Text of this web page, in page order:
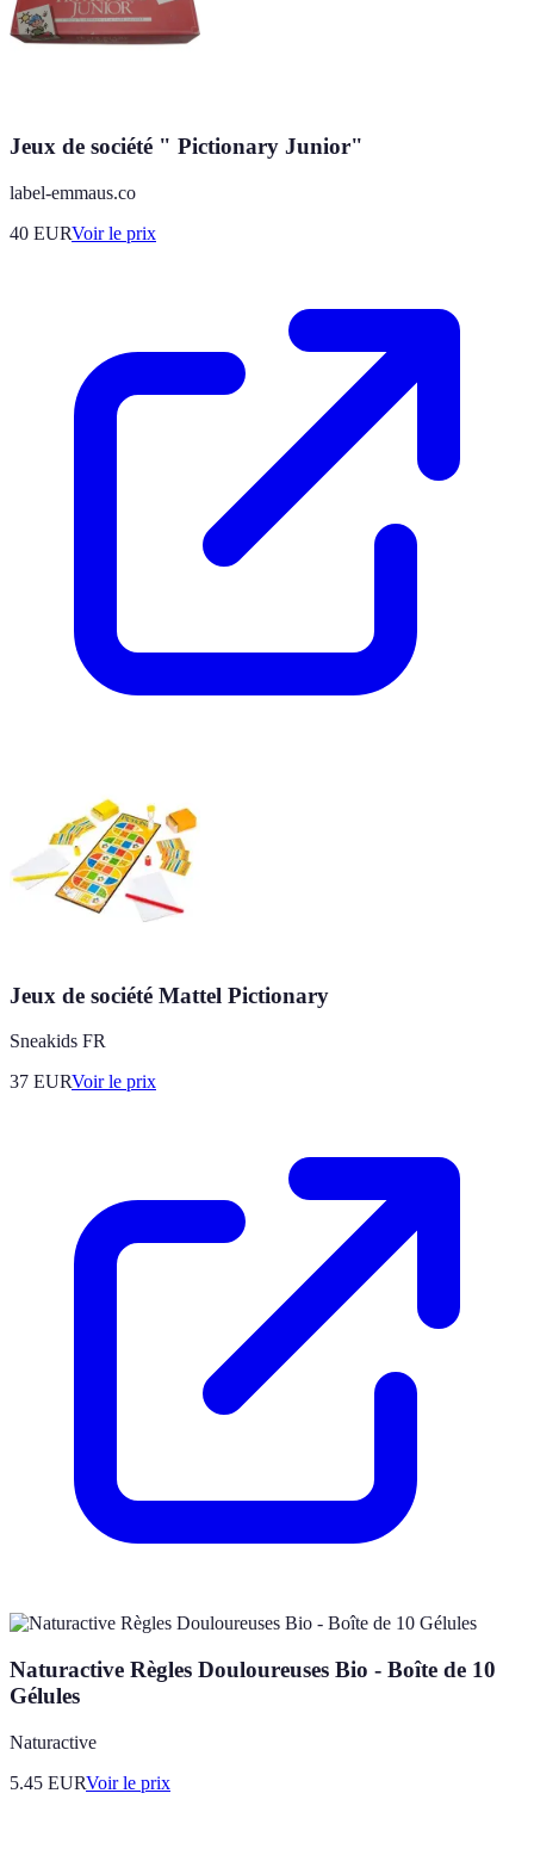
Jeux de société " Pictionary Junior"
label-emmaus.co
40 EURVoir le prix
Jeux de société Mattel Pictionary
Sneakids FR
37 EURVoir le prix
Naturactive Règles Douloureuses Bio - Boîte de 10
Gélules
Naturactive
5.45 EURVoir le prix